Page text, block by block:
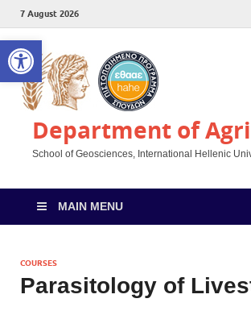
Open toolbar
7 August 2026
Department of
School of Geosciences, International Hellenic
MAIN MENU
COURSES
Parasitology of